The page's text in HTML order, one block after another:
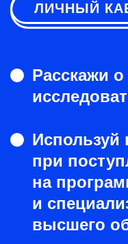
ЛИЧНЫЙ
Расскажи
при
на
и
высшего